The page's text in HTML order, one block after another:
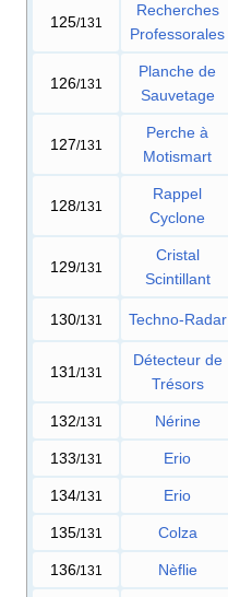
125/131
Recherches
Professorales
126/131
Planche de
Sauvetage
127/131
Perche à
Motismart
128/131
Rappel
Cyclone
129/131
Cristal
Scintillant
130/131 Techno-Radar
131 /131
Détecteur de
Trésors
132/131 Nérine
133/131 Erio
134/131 Erio
135/131 Colza
136/131 Nèflie